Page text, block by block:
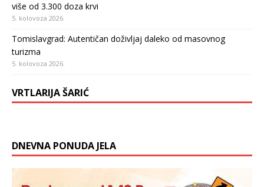
više od 3.300 doza krvi
5. kolovoza 2026.
Tomislavgrad: Autentičan doživljaj daleko od masovnog
turizma
5. kolovoza 2026.
VRTLARIJA ŠARIĆ
DNEVNA PONUDA JELA